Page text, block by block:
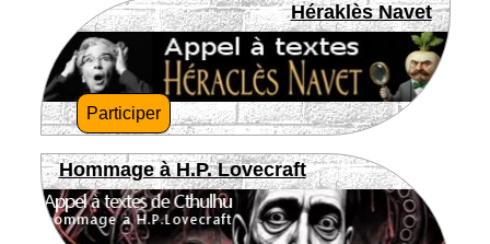
Héraklès Navet
Participer
Hommage à H.P. Lovecraft